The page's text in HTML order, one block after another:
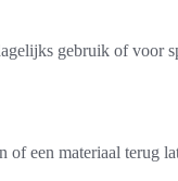
gebruik of voor
of een materiaal terug